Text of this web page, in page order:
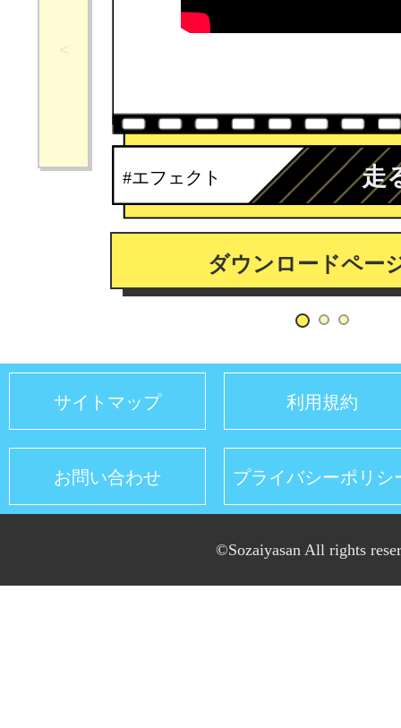
#エフェクト 走
ダウンロードペー
サイトマップ 利用規約
お問い合わせ プライバシーポリシ
©Sozaiyasan All rights